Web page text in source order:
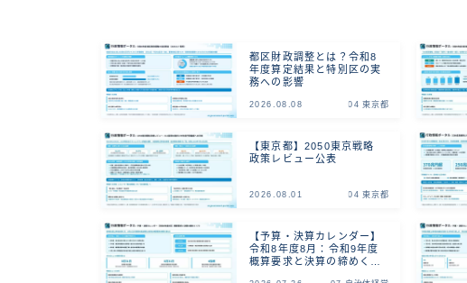
都区財政調整とは？令和8
年度算定結果と特別区の実
務への影響
2026.08.08 04 東京都
【東京都】2050東京戦略
政策レビュー公表
2026.08.01 04 東京都
【予算・決算カレンダー】
令和8年度8月：令和9年度
概算要求と決算の締めくく